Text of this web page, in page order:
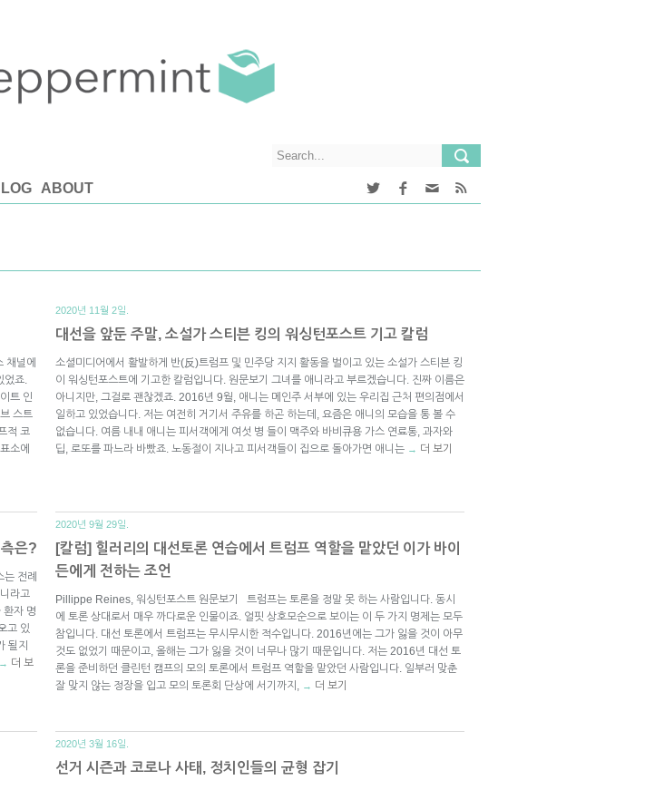
ABOUT
채널에
었죠.
트 인
스트
적 코
소에
2020년 11월 2일.
대선을 앞둔 주말, 소설가 스티븐 킹의 워싱턴포스트 기고 칼럼
소셜미디어에서 활발하게 반(反)트럼프 및 민주당 지지 활동을 벌이고 있는 소설가 스티븐 킹
이 워싱턴포스트에 기고한 칼럼입니다. 원문보기 그녀를 애니라고 부르겠습니다. 진짜 이름은
아니지만, 그걸로 괜찮겠죠. 2016년 9월, 애니는 메인주 서부에 있는 우리집 근처 편의점에서
일하고 있었습니다. 저는 여전히 거기서 주유를 하곤 하는데, 요즘은 애니의 모습을 통 볼 수
없습니다. 여름 내내 애니는 피서객에게 여섯 병 들이 맥주와 바비큐용 가스 연료통, 과자와
딥, 로또를 파느라 바빴죠. 노동절이 지나고 피서객들이 집으로 돌아가면 애니는 → 더 보기
은?
전례
라고
환자 명
고 있
될지
→ 더 보
2020년 9월 29일.
[칼럼] 힐러리의 대선토론 연습에서 트럼프 역할을 맡았던 이가 바이
든에게 전하는 조언
Pillippe Reines, 워싱턴포스트 원문보기 트럼프는 토론을 정말 못 하는 사람입니다. 동시
에 토론 상대로서 매우 까다로운 인물이죠. 얼핏 상호모순으로 보이는 이 두 가지 명제는 모두
참입니다. 대선 토론에서 트럼프는 무시무시한 적수입니다. 2016년에는 그가 잃을 것이 아무
것도 없었기 때문이고, 올해는 그가 잃을 것이 너무나 많기 때문입니다. 저는 2016년 대선 토
론을 준비하던 클린턴 캠프의 모의 토론에서 트럼프 역할을 맡았던 사람입니다. 일부러 맞춘
잘 맞지 않는 정장을 입고 모의 토론회 단상에 서기까지, → 더 보기
2020년 3월 16일.
선거 시즌과 코로나 사태, 정치인들의 균형 잡기